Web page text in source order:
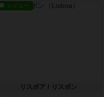
レビュー
リスボア / リスボン